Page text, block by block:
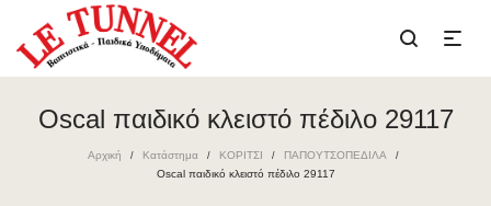
Oscal παιδικό κλειστό πέδιλο 29117
Αρχική / Κατάστημα / ΚΟΡΙΤΣΙ / ΠΑΠΟΥΤΣΟΠΕΔΙΛΑ /
Oscal παιδικό κλειστό πέδιλο 29117